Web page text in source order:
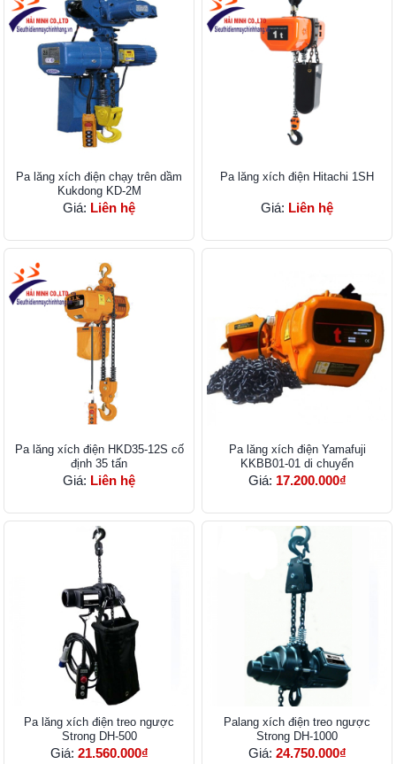
Pa lăng xích điện chạy trên dầm
Kukdong KD-2M
Giá: Liên hệ
Pa lăng xích điện Hitachi 1SH
Giá: Liên hệ
Pa lăng xích điện HKD35-12S cố
định 35 tấn
Giá: Liên hệ
Pa lăng xích điện Yamafuji
KKBB01-01 di chuyển
Giá: 17.200.000₫
Pa lăng xích điện treo ngược
Strong DH-500
Giá: 21.560.000₫
Palang xích điện treo ngược
Strong DH-1000
Giá: 24.750.000₫